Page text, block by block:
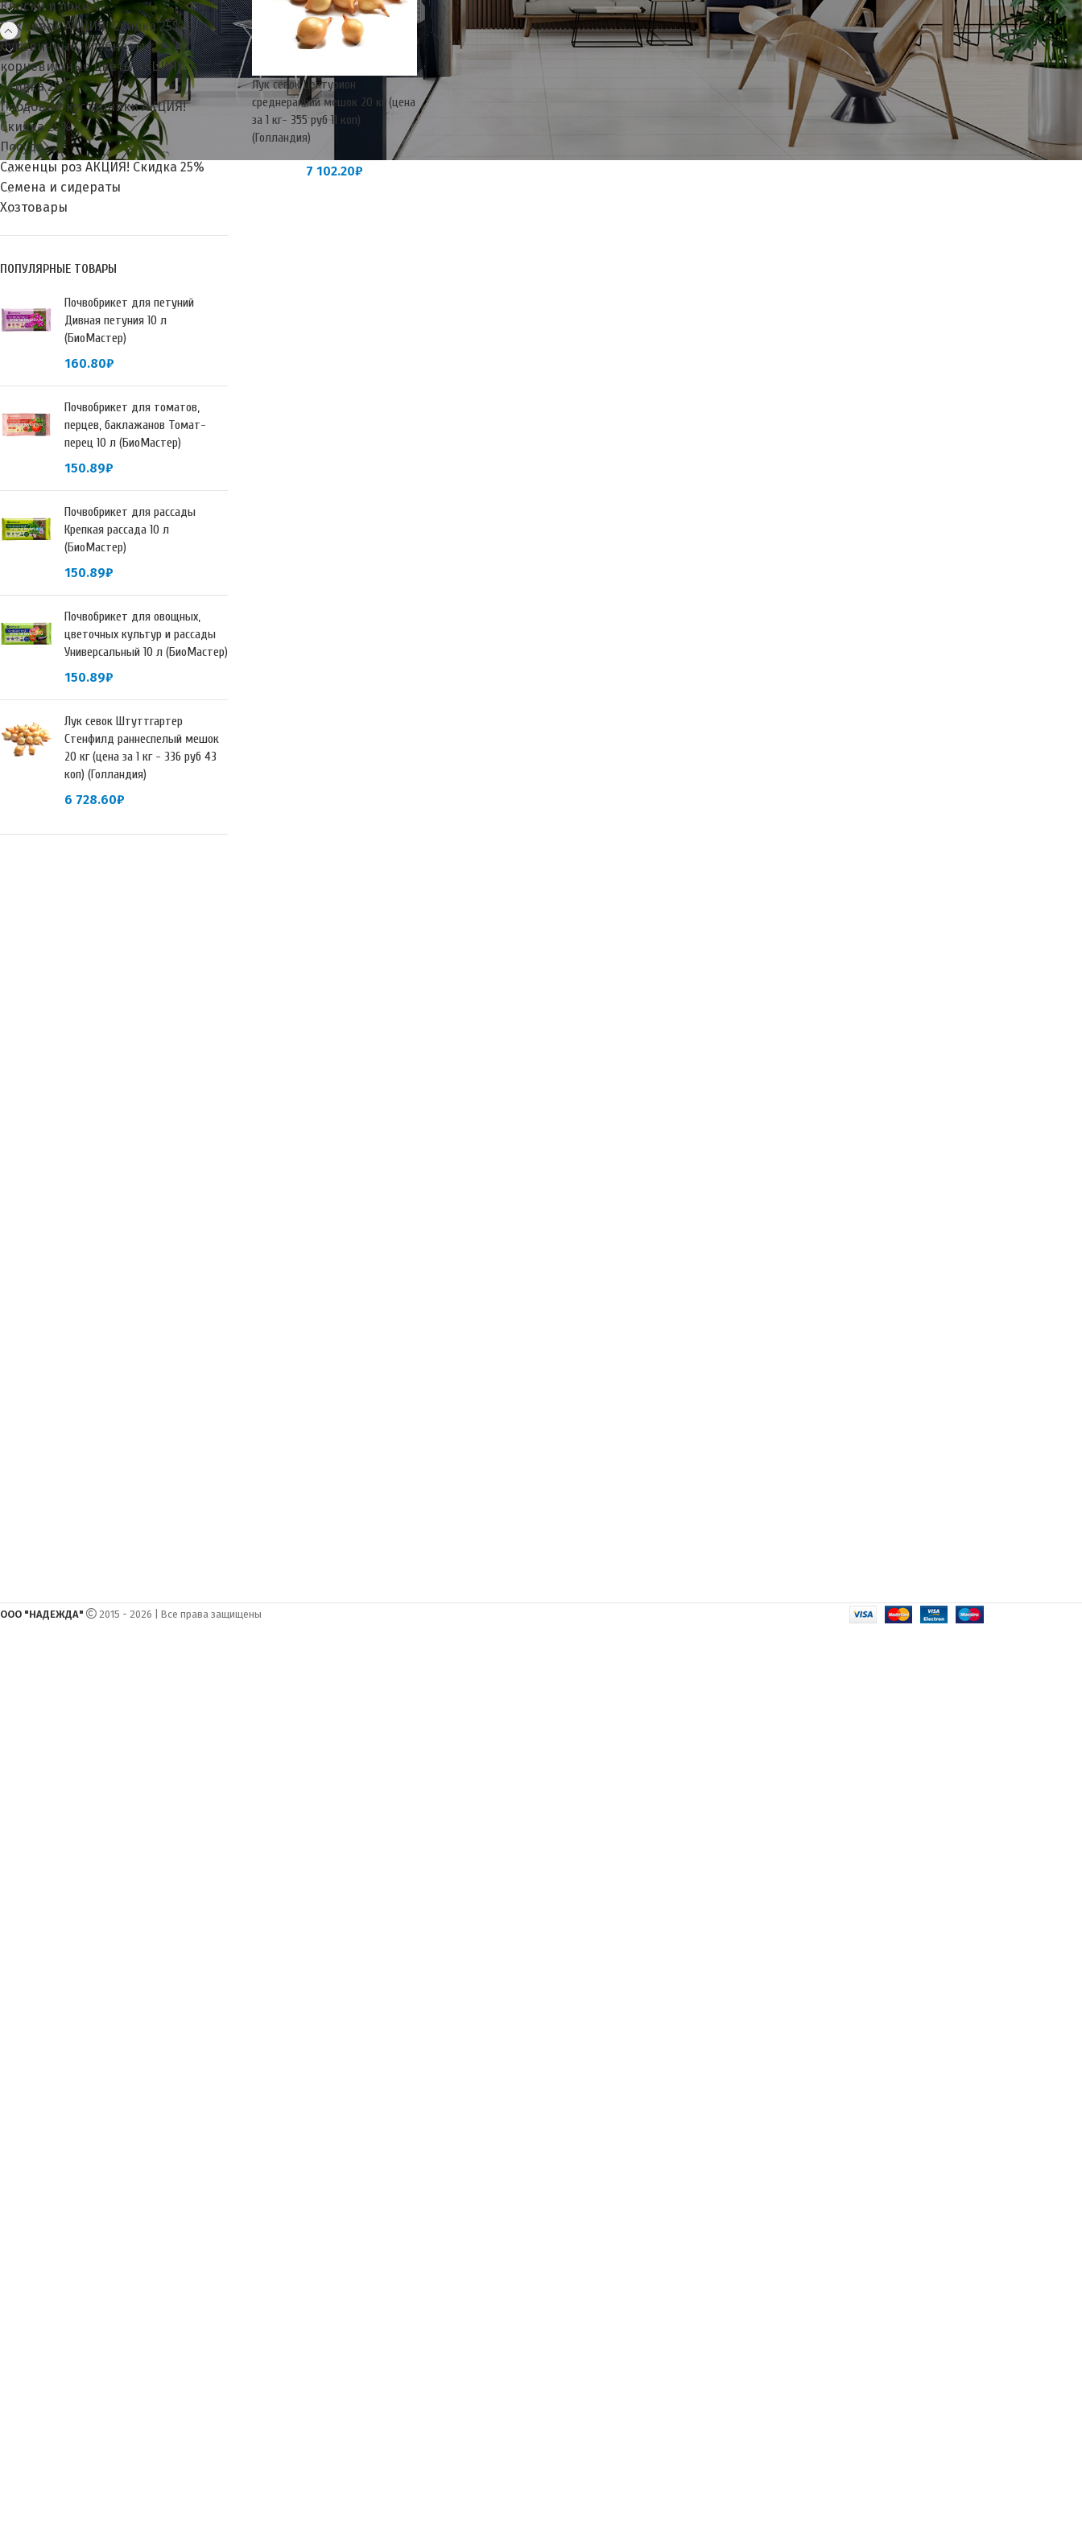
Краски и лаки
Лук севок АКЦИЯ! Скидка 25%
Луковичные, клубневые,
корневищные цветы АКЦИЯ!
Скидка 25%
Плодовые кустарники АКЦИЯ!
Скидка 25%
Посуда
Саженцы роз АКЦИЯ! Скидка 25%
Семена и сидераты
Хозтовары
ПОПУЛЯРНЫЕ ТОВАРЫ
Почвобрикет для петуний
Дивная петуния 10 л
(БиоМастер)
160.80₽
Почвобрикет для томатов,
перцев, баклажанов Томат-
перец 10 л (БиоМастер)
150.89₽
Почвобрикет для рассады
Крепкая рассада 10 л
(БиоМастер)
150.89₽
Почвобрикет для овощных,
цветочных культур и рассады
Универсальный 10 л (БиоМастер)
150.89₽
Лук севок Штуттгартер
Стенфилд раннеспелый мешок
20 кг (цена за 1 кг - 336 руб 43
коп) (Голландия)
6 728.60₽
Лук севок Центурион
среднеранний мешок 20 кг (цена
за 1 кг- 355 руб 11 коп)
(Голландия)
7 102.20₽
ООО "НАДЕЖДА" 2015 - 2026 | Все права защищены